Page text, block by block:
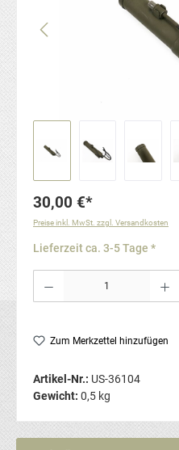
30,00 €*
Preise inkl. MwSt. zzgl. Versandkosten
Lieferzeit ca. 3-5 Tage *
Produkt Anzahl: Gib den gewünschten
Zum Merkzettel hinzufügen
Artikel-Nr.: US-36104
Gewicht: 0,5 kg